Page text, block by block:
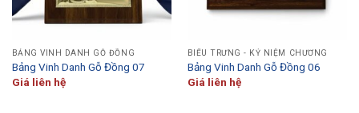
BẢNG VINH DANH GỖ ĐỒNG
Bảng Vinh Danh Gỗ Đồng 07
Giá liên hệ
BIỂU TRƯNG - KỶ NIỆM CHƯƠNG
Bảng Vinh Danh Gỗ Đồng 06
Giá liên hệ